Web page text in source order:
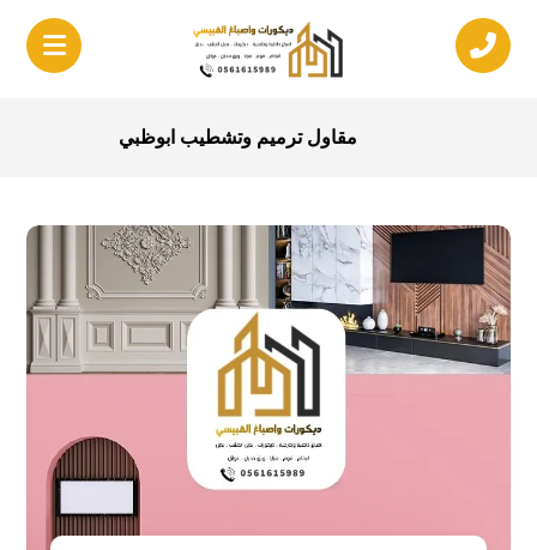
مقاول ترميم وتشطيب ابوظبي